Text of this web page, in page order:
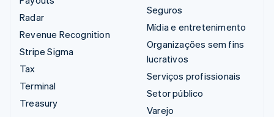
Radar
Revenue Recognition
Stripe Sigma
Tax
Terminal
Treasury
Seguros
Mídia e entretenimento
Organizações sem fins
lucrativos
Serviços profissionais
Setor público
Varejo